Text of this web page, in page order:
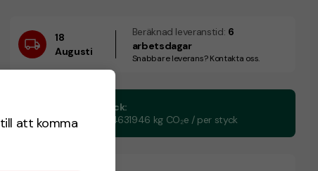
att komma
18
Augusti
Beräknad leveranstid: 6
arbetsdagar
Snabbare leverans? Kontakta oss.
CO₂e -avtryck:
0,103998544631946 kg CO₂e / per styck